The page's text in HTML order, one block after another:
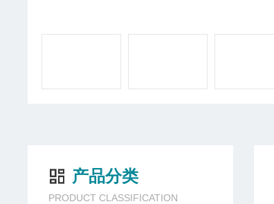
产品分类
PRODUCT CLASSIFICATION